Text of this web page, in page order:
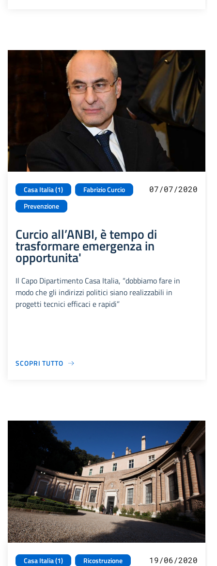
Casa Italia (1)
Fabrizio Curcio
Prevenzione
07/07/2020
Curcio all’ANBI, è tempo di
trasformare emergenza in
opportunita'
Il Capo Dipartimento Casa Italia, “dobbiamo fare in
modo che gli indirizzi politici siano realizzabili in
progetti tecnici efficaci e rapidi”
SCOPRI TUTTO
Casa Italia (1)
Ricostruzione
19/06/2020